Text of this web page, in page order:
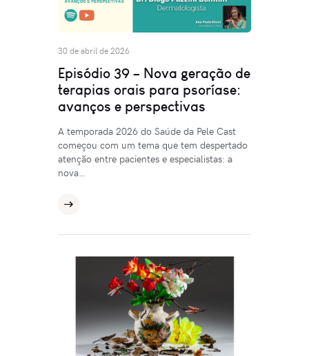
30 de abril de 2026
Episódio 39 – Nova geração de
terapias orais para psoríase:
avanços e perspectivas
A temporada 2026 do Saúde da Pele Cast
começou com um tema que tem despertado
atenção entre pacientes e especialistas: a
nova…